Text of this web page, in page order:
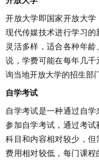
开放大学即国家开放大
现代传媒技术进行学习
灵活多样，适合各种年
说，学费可能在每年几
询当地开放大学的招生部
自学考试
自学考试是一种通过自
参加自学考试，通过考
科目和内容相对较少，
费用相对较低，每门课